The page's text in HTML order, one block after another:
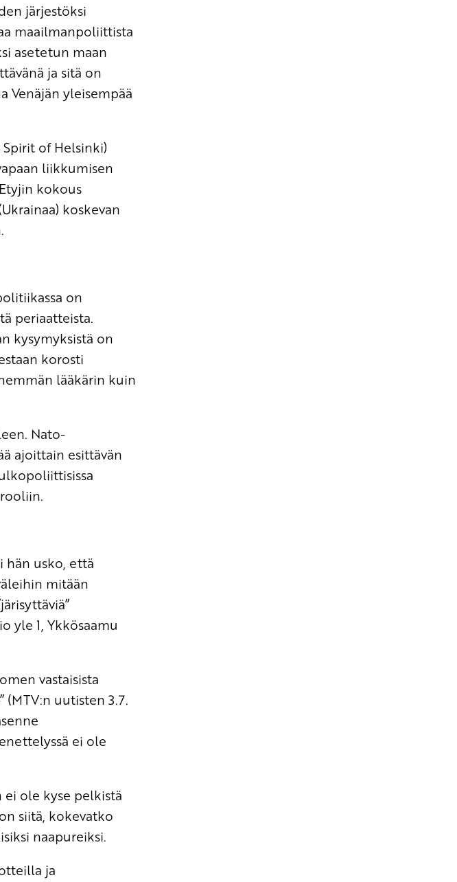
järjestöksi
maailmanpoliittista
asetetun maan
ja sitä on
Venäjän yleisempää
of Helsinki)
liikkumisen
kokous
koskevan
on
periaatteista.
kysymyksistä on
korosti
lääkärin kuin
Nato-
ajoittain esittävän
hän usko, että
mitään
yle 1, Ykkösaamu
vastaisista
uutisten 3.7.
ei ole
ole kyse pelkistä
siitä, kokevatko
naapureiksi.
ja